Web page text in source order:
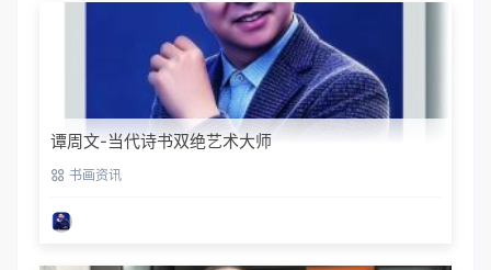
谭周文-当代诗书双绝艺术大师
书画资讯